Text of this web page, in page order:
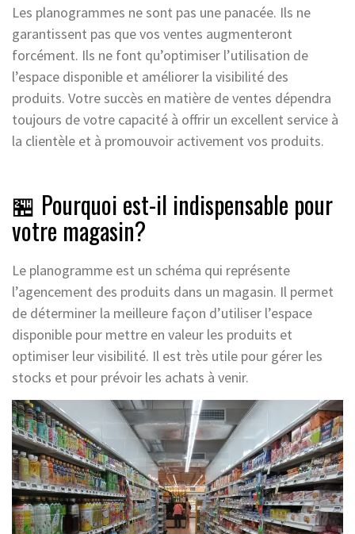
Les planogrammes ne sont pas une panacée. Ils ne
garantissent pas que vos ventes augmenteront
forcément. Ils ne font qu’optimiser l’utilisation de
l’espace disponible et améliorer la visibilité des
produits. Votre succès en matière de ventes dépendra
toujours de votre capacité à offrir un excellent service à
la clientèle et à promouvoir activement vos produits.
🏪 Pourquoi est-il indispensable pour
votre magasin?
Le planogramme est un schéma qui représente
l’agencement des produits dans un magasin. Il permet
de déterminer la meilleure façon d’utiliser l’espace
disponible pour mettre en valeur les produits et
optimiser leur visibilité. Il est très utile pour gérer les
stocks et pour prévoir les achats à venir.